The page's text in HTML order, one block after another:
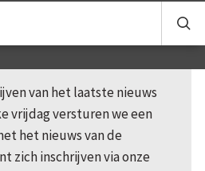
van het laatste nieuws
vrijdag versturen we een
het nieuws van de
zich inschrijven via onze